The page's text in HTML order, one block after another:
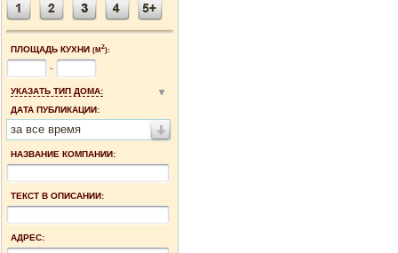
ПЛОЩАДЬ КУХНИ (М2):
-
УКАЗАТЬ ТИП ДОМА:
ДАТА ПУБЛИКАЦИИ:
за все время
НАЗВАНИЕ КОМПАНИИ:
ТЕКСТ В ОПИСАНИИ:
АДРЕС: